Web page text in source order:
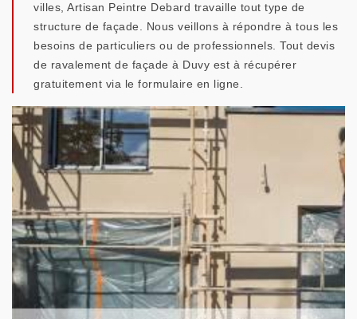
villes, Artisan Peintre Debard travaille tout type de
structure de façade. Nous veillons à répondre à tous les
besoins de particuliers ou de professionnels. Tout devis
de ravalement de façade à Duvy est à récupérer
gratuitement via le formulaire en ligne.